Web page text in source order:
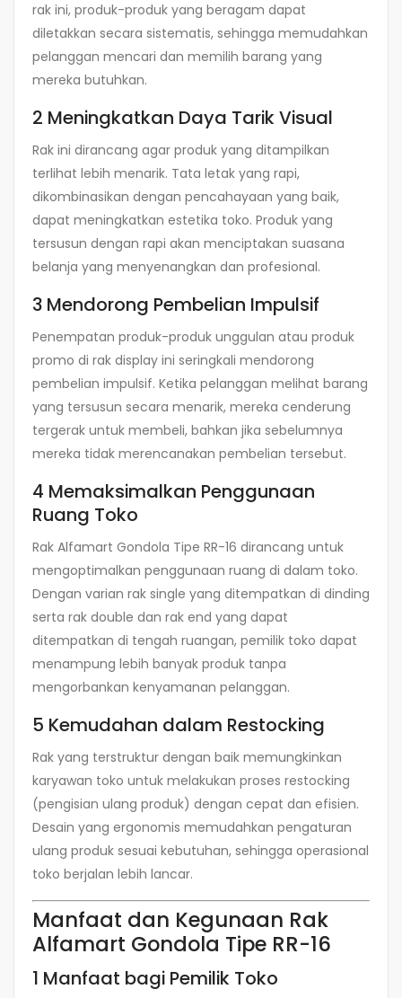
rak ini, produk-produk yang beragam dapat
diletakkan secara sistematis, sehingga memudahkan
pelanggan mencari dan memilih barang yang
mereka butuhkan.
2 Meningkatkan Daya Tarik Visual
Rak ini dirancang agar produk yang ditampilkan
terlihat lebih menarik. Tata letak yang rapi,
dikombinasikan dengan pencahayaan yang baik,
dapat meningkatkan estetika toko. Produk yang
tersusun dengan rapi akan menciptakan suasana
belanja yang menyenangkan dan profesional.
3 Mendorong Pembelian Impulsif
Penempatan produk-produk unggulan atau produk
promo di rak display ini seringkali mendorong
pembelian impulsif. Ketika pelanggan melihat barang
yang tersusun secara menarik, mereka cenderung
tergerak untuk membeli, bahkan jika sebelumnya
mereka tidak merencanakan pembelian tersebut.
4 Memaksimalkan Penggunaan
Ruang Toko
Rak Alfamart Gondola Tipe RR-16 dirancang untuk
mengoptimalkan penggunaan ruang di dalam toko.
Dengan varian rak single yang ditempatkan di dinding
serta rak double dan rak end yang dapat
ditempatkan di tengah ruangan, pemilik toko dapat
menampung lebih banyak produk tanpa
mengorbankan kenyamanan pelanggan.
5 Kemudahan dalam Restocking
Rak yang terstruktur dengan baik memungkinkan
karyawan toko untuk melakukan proses restocking
(pengisian ulang produk) dengan cepat dan efisien.
Desain yang ergonomis memudahkan pengaturan
ulang produk sesuai kebutuhan, sehingga operasional
toko berjalan lebih lancar.
Manfaat dan Kegunaan Rak
Alfamart Gondola Tipe RR-16
1 Manfaat bagi Pemilik Toko